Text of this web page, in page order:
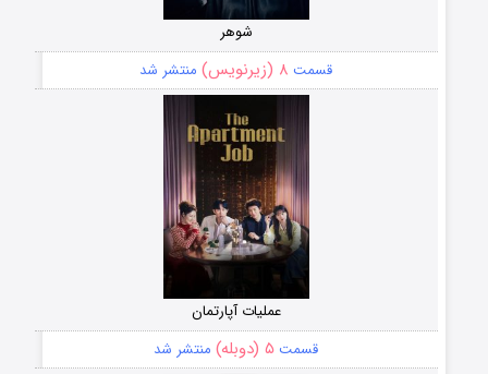
شوهر
قسمت ۸ (زیرنویس) منتشر شد
عملیات آپارتمان
قسمت ۵ (دوبله) منتشر شد